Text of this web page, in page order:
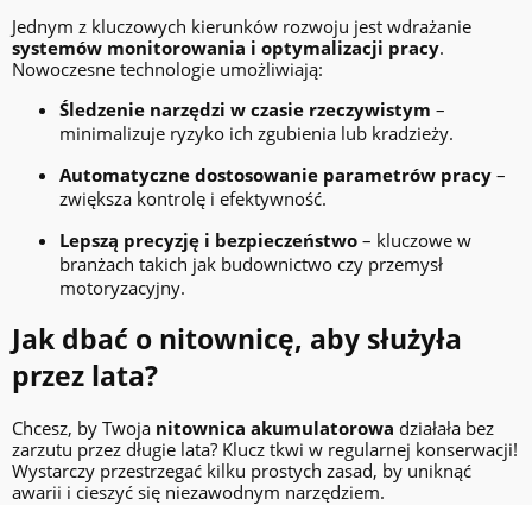
Jednym z kluczowych kierunków rozwoju jest wdrażanie
systemów monitorowania i optymalizacji pracy.
Nowoczesne technologie umożliwiają:
Śledzenie narzędzi w czasie rzeczywistym –
minimalizuje ryzyko ich zgubienia lub kradzieży.
Automatyczne dostosowanie parametrów pracy –
zwiększa kontrolę i efektywność.
Lepszą precyzję i bezpieczeństwo – kluczowe w
branżach takich jak budownictwo czy przemysł
motoryzacyjny.
Jak dbać o nitownicę, aby służyła
przez lata?
Chcesz, by Twoja nitownica akumulatorowa działała bez
zarzutu przez długie lata? Klucz tkwi w regularnej konserwacji!
Wystarczy przestrzegać kilku prostych zasad, by uniknąć
awarii i cieszyć się niezawodnym narzędziem.